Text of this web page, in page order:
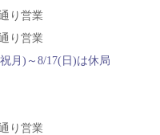
営業
業
月)～8/17(日)は休局
営業